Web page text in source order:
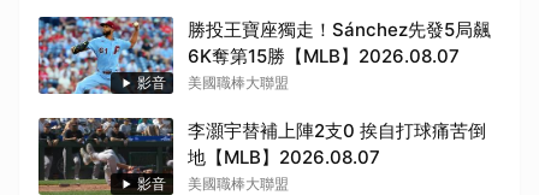
影音
勝投王寶座獨走！Sánchez先發5局飆
6K奪第15勝【MLB】2026.08.07
美國職棒大聯盟
影音
李灝宇替補上陣2支0 挨自打球痛苦倒
地【MLB】2026.08.07
美國職棒大聯盟